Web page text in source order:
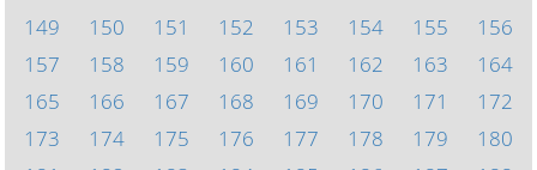
149
150 151 152 153 154 155
156
157
158 159 160 161 162 163
164
165
166 167 168 169 170 171
172
173
174 175 176 177 178 179
180